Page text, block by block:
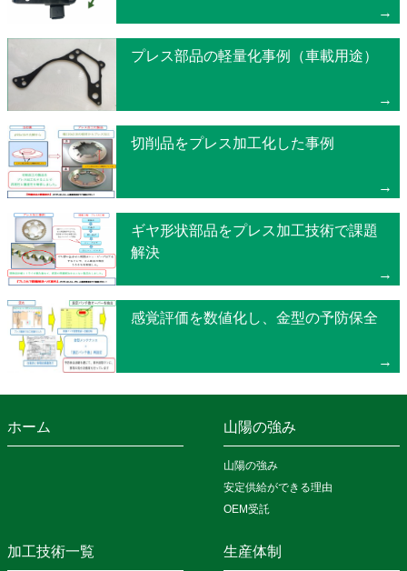
プレス部品の軽量化事例（車載用途）
切削品をプレス加工化した事例
ギヤ形状部品をプレス加工技術で課題
解決
感覚評価を数値化し、金型の予防保全
ホーム 山陽の強み
山陽の強み
安定供給ができる理由
OEM受託
加工技術一覧 生産体制